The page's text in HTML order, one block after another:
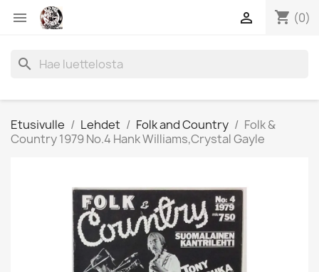
 shopping_cart (0)

search
Etusivulle Lehdet Folk and Country
Folk &
Country 1979 No.4 Hank Williams,Crystal Gayle